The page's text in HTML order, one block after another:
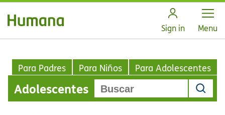
Sign in Open
Menu
Para Padres Para Niños Para Adolescentes
Adolescentes